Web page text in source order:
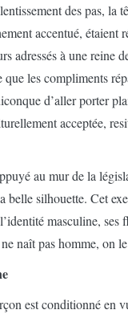
des pas, la
accentué, étaient
adressés à une reine
les compliments
d’aller porter
acceptée,
au mur de la
belle silhouette. Cet
masculine, ses
naît pas homme, on
est conditionné en